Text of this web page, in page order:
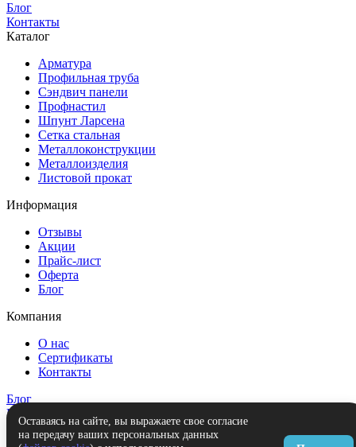
Блог
Контакты
Каталог
Арматура
Профильная труба
Сэндвич панели
Профнастил
Шпунт Ларсена
Сетка стальная
Металлоконструкции
Металлоизделия
Листовой прокат
Информация
Отзывы
Акции
Прайс-лист
Оферта
Блог
Компания
О нас
Сертификаты
Контакты
Блог
Контакты
Заказать звонок
Оставаясь на сайте, вы выражаете свое согласие
на передачу ваших персональных данных